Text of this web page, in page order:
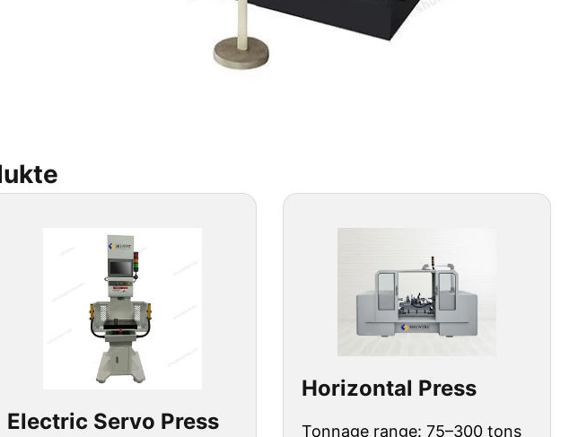
Electric Servo Press
Horizontal Press
Tonnage range: 75–300 tons